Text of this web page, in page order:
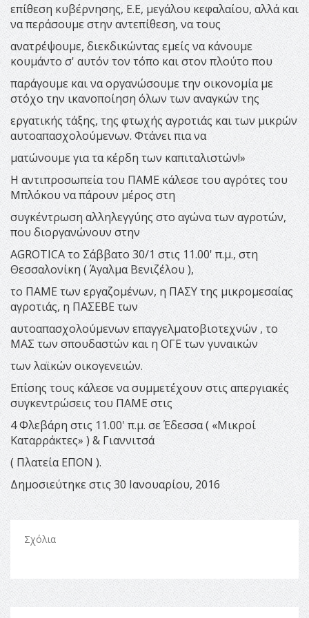
επίθεση κυβέρνησης, Ε.Ε, μεγάλου κεφαλαίου, αλλά και
να περάσουμε στην αντεπίθεση, να τους
ανατρέψουμε, διεκδικώντας εμείς να κάνουμε
κουμάντο σ' αυτόν τον τόπο και στον πλούτο που
παράγουμε και να οργανώσουμε την οικονομία με
στόχο την ικανοποίηση όλων των αναγκών της
εργατικής τάξης, της φτωχής αγροτιάς και των μικρών
αυτοαπασχολούμενων. Φτάνει πια να
ματώνουμε για τα κέρδη των καπιταλιστών!»
Η αντιπροσωπεία του ΠΑΜΕ κάλεσε του αγρότες του
Μπλόκου να πάρουν μέρος στη
συγκέντρωση αλληλεγγύης στο αγώνα των αγροτών,
που διοργανώνουν στην
AGROTICA το Σάββατο 30/1 στις 11.00' π.μ., στη
Θεσσαλονίκη ( Άγαλμα Βενιζέλου ),
το ΠΑΜΕ των εργαζομένων, η ΠΑΣΥ της μικρομεσαίας
αγροτιάς, η ΠΑΣΕΒΕ των
αυτοαπασχολούμενων επαγγελματοβιοτεχνών , το
ΜΑΣ των σπουδαστών και η ΟΓΕ των γυναικών
των λαϊκών οικογενειών.
Επίσης τους κάλεσε να συμμετέχουν στις απεργιακές
συγκεντρώσεις του ΠΑΜΕ στις
4 Φλεβάρη στις 11.00' π.μ. σε Έδεσσα ( «Μικροί
Καταρράκτες» ) & Γιαννιτσά
( Πλατεία ΕΠΟΝ ).
Δημοσιεύτηκε στις 30 Ιανουαρίου, 2016
Σχόλια